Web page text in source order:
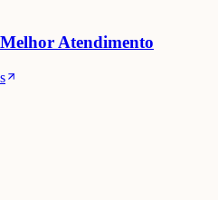
Atendimento